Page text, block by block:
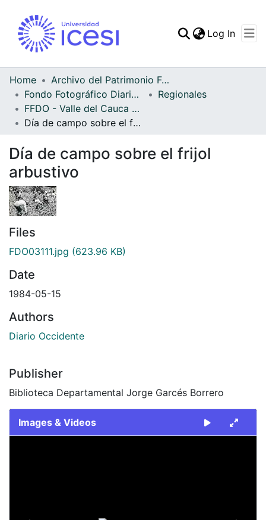
Statistics
Log In
Home
Archivo del Patrimonio Fotográfico y Fílmico del Valle del Cauca
Fondo Fotográfico Diario Occidente
Regionales
FFDO - Valle del Cauca - Patrimonial
Día de campo sobre el frijol arbustivo
Día de campo sobre el frijol
arbustivo
Files
FDO03111.jpg (623.96 KB)
Date
1984-05-15
Authors
Diario Occidente
Publisher
Biblioteca Departamental Jorge Garcés Borrero
Images & Videos